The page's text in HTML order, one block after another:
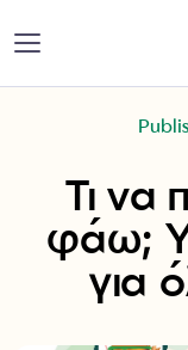
Τι να
φάω;
για